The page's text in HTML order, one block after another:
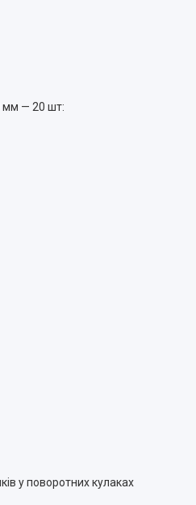
мм — 20 шт:
у поворотних кулаках